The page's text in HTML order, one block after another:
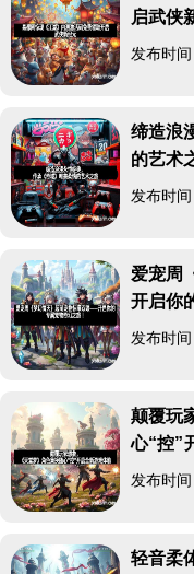
启武侠
发布时
缔造浪
的艺术
发布时
爱宠周
开启你
发布时
颠覆玩
心“控”
发布时
轻音柔